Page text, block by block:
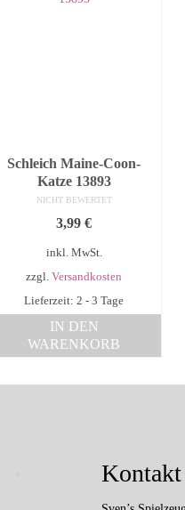
Schleich Maine-Coon-
Katze 13893
NICHT BEWERTET
3,99€
inkl. MwSt.
zzgl.Versandkosten
Lieferzeit: 2 - 3 Tage
IN DEN
WARENKORB
Kontakt